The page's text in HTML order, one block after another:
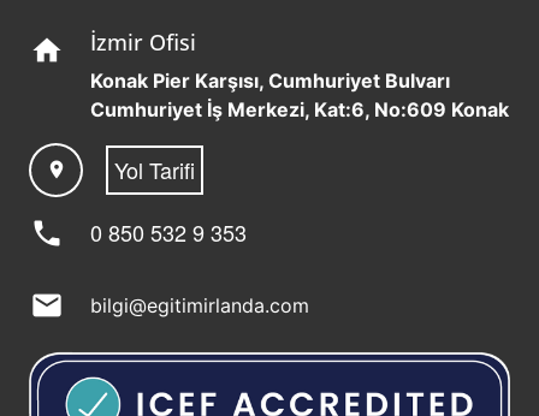
home İzmir Ofisi
Konak Pier Karşısı, Cumhuriyet Bulvarı
Cumhuriyet İş Merkezi, Kat:6, No:609 Konak
location_on Yol Tarifi
phone 0 850 532 9 353
mail bilgi@egitimirlanda.com